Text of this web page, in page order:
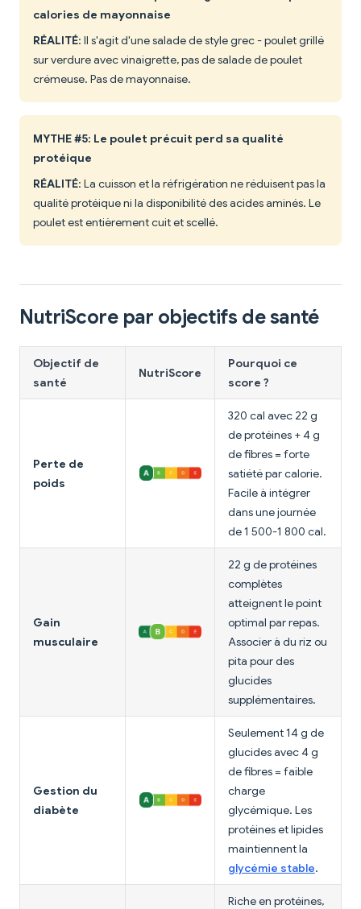
calories de mayonnaise
RÉALITÉ: Il s'agit d'une salade de style grec - poulet grillé
sur verdure avec vinaigrette, pas de salade de poulet
crémeuse. Pas de mayonnaise.
MYTHE #5: Le poulet précuit perd sa qualité
protéique
RÉALITÉ: La cuisson et la réfrigération ne réduisent pas la
qualité protéique ni la disponibilité des acides aminés. Le
poulet est entièrement cuit et scellé.
NutriScore par objectifs de santé
Objectif de
santé
NutriScore
Pourquoi ce
score ?
Perte de
poids
320 cal avec 22 g
de protéines + 4 g
de fibres = forte
satiété par calorie.
Facile à intégrer
dans une journée
de 1 500-1 800 cal.
Gain
musculaire
22 g de protéines
complètes
atteignent le point
optimal par repas.
Associer à du riz ou
pita pour des
glucides
supplémentaires.
Gestion du
diabète
Seulement 14 g de
glucides avec 4 g
de fibres = faible
charge
glycémique. Les
protéines et lipides
maintiennent la
glycémie stable.
Riche en protéines,